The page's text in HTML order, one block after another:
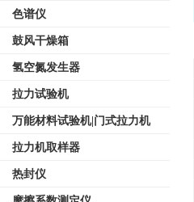
色谱仪
鼓风干燥箱
氢空氮发生器
拉力试验机
万能材料试验机|门式拉力机
拉力机取样器
热封仪